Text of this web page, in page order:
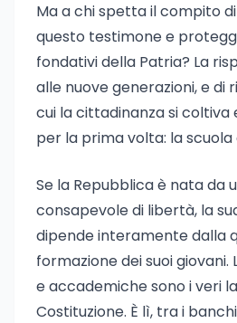
Ma a chi spetta il compito
questo testimone e
fondativi della Patria? La
alle nuove generazioni, e di
cui la cittadinanza si coltiva
per la prima volta: la scuola
Se la Repubblica è nata da
consapevole di libertà, la
dipende interamente dalla
formazione dei suoi giovani.
e accademiche sono i veri
Costituzione. È lì, tra i